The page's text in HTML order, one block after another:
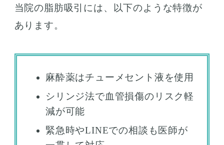
当院の脂肪吸引には、以下のような特徴が
あります。
麻酔薬はチューメセント液を使用
シリンジ法で血管損傷のリスク軽
減が可能
緊急時やLINEでの相談も医師が